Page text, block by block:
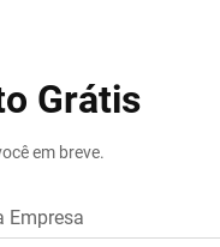
Grátis
em breve.
Empresa